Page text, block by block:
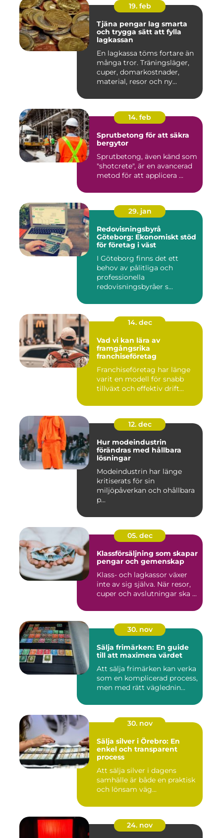
19. feb
Tjäna pengar lag smarta
och trygga sätt att fylla
lagkassan
En lagkassa töms fortare än
många tror. Träningsläger,
cuper, domarkostnader,
material, resor och ny...
14. feb
Sprutbetong för att säkra
bergytor
Sprutbetong, även känd som
"shotcrete", är en avancerad
metod för att applicera ...
29. jan
Redovisningsbyrå
Göteborg: Ekonomiskt stöd
för företag i väst
I Göteborg finns det ett
behov av pålitliga och
professionella
redovisningsbyråer s...
14. dec
Vad vi kan lära av
framgångsrika
franchiseföretag
Franchiseföretag har länge
varit en modell för snabb
tillväxt och effektiv drift...
12. dec
Hur modeindustrin
förändras med hållbara
lösningar
Modeindustrin har länge
kritiserats för sin
miljöpåverkan och ohållbara
p...
05. dec
Klassförsäljning som skapar
pengar och gemenskap
Klass- och lagkassor växer
inte av sig själva. När resor,
cuper och avslutningar ska ...
30. nov
Sälja frimärken: En guide
till att maximera värdet
Att sälja frimärken kan verka
som en komplicerad process,
men med rätt väglednin...
30. nov
Sälja silver i Örebro: En
enkel och transparent
process
Att sälja silver i dagens
samhälle är både en praktisk
och lönsam väg...
24. nov